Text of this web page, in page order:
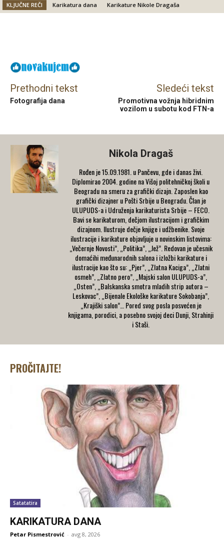
KLJUČNE REČI Karikatura dana Karikature Nikole Dragaša
Prethodni tekst
Fotografija dana
Sledeći tekst
Promotivna vožnja hibridnim
vozilom u subotu kod FTN-a
Nikola Dragaš
Rođen je 15.09.1981. u Pančevu, gde i danas živi.
Diplomirao 2004. godine na Višoj politehničkoj školi u
Beogradu na smeru za grafički dizajn. Zaposlen kao
grafički dizajner u Pošti Srbije u Beogradu. Član je
ULUPUDS-a i Udruženja karikaturista Srbije – FECO.
Bavi se karikaturom, dečjom ilustracijom i grafičkim
dizajnom. Ilustruje dečje knjige i udžbenike. Svoje
ilustracije i karikature objavljuje u novinskim listovima:
„Večernje Novosti”, „Politika”, „Jež”. Redovan je učesnik
domaćihi međunarodnih salona i izložbi karikature i
ilustracije kao što su: „Pjer”, „Zlatna Kaciga”, „Zlatni
osmeh”, „Zlatno pero”, „Majski salon ULUPUDS-a”,
„Osten”, „Balskanska smotra mladih strip autora –
Leskovac”, „Bijenale Ekološke karikature Sokobanja”,
„Krajiški salon”… Pored svog posla posvećen je
knjigama, porodici, a posebno svojoj deci Dunji, Strahinji
i Staši.
PROČITAJTE!
Satatatira
KARIKATURA DANA
Petar Pismestrović - avg 8, 2026